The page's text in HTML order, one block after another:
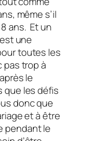
même s’il
ans. Et un
une
toutes les
pas trop à
le
que les défis
donc que
et à être
pendant le